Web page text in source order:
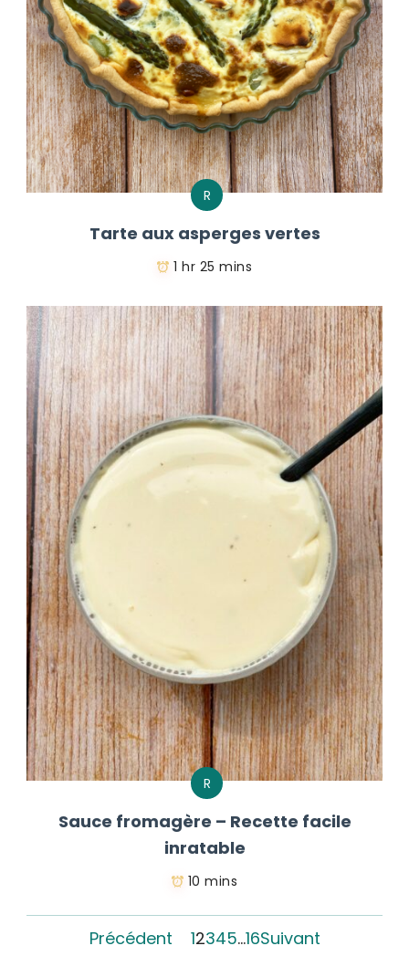
R
Tarte aux asperges vertes
1 hr 25 mins
R
Sauce fromagère – Recette facile
inratable
10 mins
Précédent 12345…16Suivant